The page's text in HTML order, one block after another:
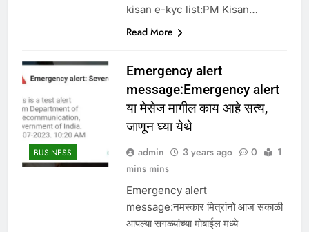
kisan e-kyc list:PM Kisan…
Read More
BUSINESS
Emergency alert
message:Emergency alert
या मेसेज मागील काय आहे सत्य,
जाणून घ्या येथे
admin 3 years ago 0
1
mins mins
Emergency alert
message:नमस्कार मित्रांनो आज सकाळी
आपल्या सगळ्यांच्या मोबाईल मध्ये